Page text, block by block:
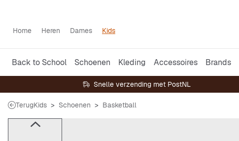
Home Heren Dames Kids
Back to School Schoenen Kleding Accessoires Brands
Snelle verzending met PostNL
TerugKids Schoenen Basketball